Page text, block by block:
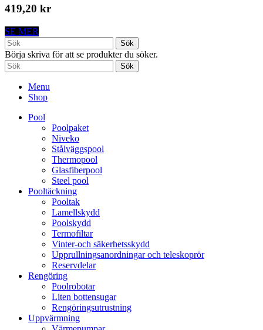
419,20 kr
SE MER
Sök
Börja skriva för att se produkter du söker.
Sök
Menu
Shop
Pool
Poolpaket
Niveko
Stålväggspool
Thermopool
Glasfiberpool
Steel pool
Pooltäckning
Pooltak
Lamellskydd
Poolskydd
Termofiltar
Vinter-och säkerhetsskydd
Upprullningsanordningar och teleskoprör
Reservdelar
Rengöring
Poolrobotar
Liten bottensugar
Rengöringsutrustning
Uppvärmning